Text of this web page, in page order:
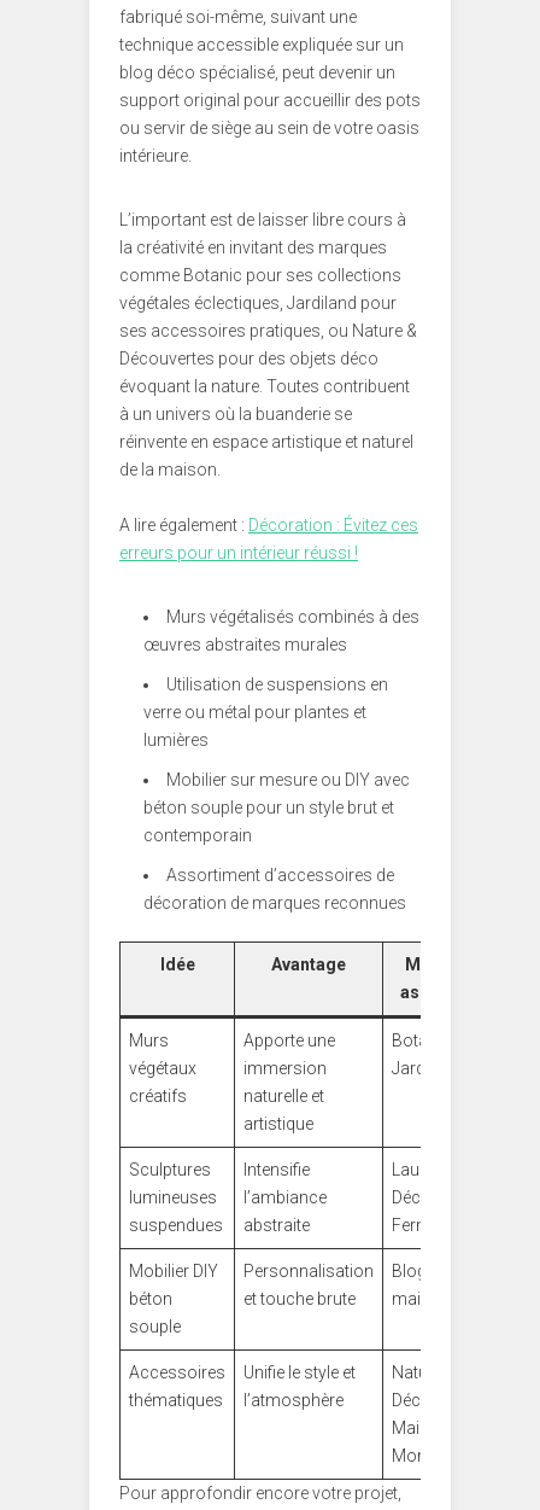
fabriqué soi-même, suivant une
technique accessible expliquée sur un
blog déco spécialisé, peut devenir un
support original pour accueillir des pots
ou servir de siège au sein de votre oasis
intérieure.
L’important est de laisser libre cours à
la créativité en invitant des marques
comme Botanic pour ses collections
végétales éclectiques, Jardiland pour
ses accessoires pratiques, ou Nature &
Découvertes pour des objets déco
évoquant la nature. Toutes contribuent
à un univers où la buanderie se
réinvente en espace artistique et naturel
de la maison.
A lire également : Décoration : Évitez ces
erreurs pour un intérieur réussi !
Murs végétalisés combinés à des
œuvres abstraites murales
Utilisation de suspensions en
verre ou métal pour plantes et
lumières
Mobilier sur mesure ou DIY avec
béton souple pour un style brut et
contemporain
Assortiment d’accessoires de
décoration de marques reconnues
Idée Avantage
Marques
associées
Murs
végétaux
créatifs
Apporte une
immersion
naturelle et
artistique
Botanic,
Jardiland
Sculptures
lumineuses
suspendues
Intensifie
l’ambiance
abstraite
Laurentides
Déco,
Fermob
Mobilier DIY
béton
souple
Personnalisation
et touche brute
Blog déco
maison
Accessoires
thématiques
Unifie le style et
l’atmosphère
Nature &
Découvertes,
Maison du
Monde
Pour approfondir encore votre projet,